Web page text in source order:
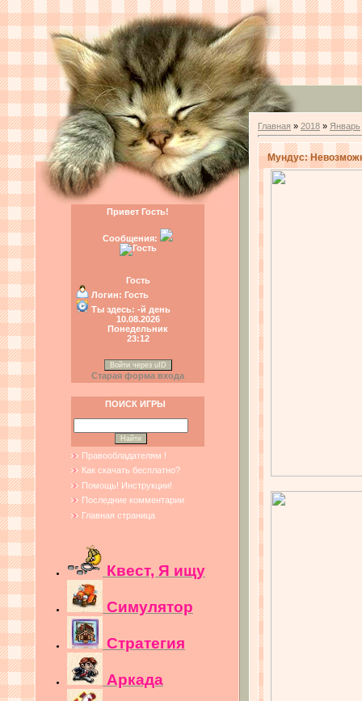
Привет Гость!
Сообщения:
Гость
Логин: Гость
Ты здесь: -й день
10.08.2026
Понедельник
23:12
Войти через uID
Старая форма входа
ПОИСК ИГРЫ
Правообладателям !
Как скачать бесплатно?
Помощь! Инструкции!
Последние комментарии
Главная страница
Квест, Я ищу
Симулятор
Стратегия
Аркада
Главная » 2018 » Январь
Мундус: